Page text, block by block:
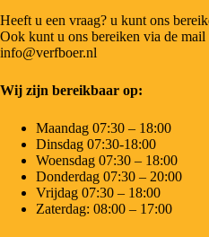
Heeft u een vraag? u kunt ons
Ook kunt u ons bereiken via de
info@verfboer.nl
Wij zijn bereikbaar op:
Maandag 07:30 – 18:00
Dinsdag 07:30-18:00
Woensdag 07:30 – 18:00
Donderdag 07:30 – 20:00
Vrijdag 07:30 – 18:00
Zaterdag: 08:00 – 17:00